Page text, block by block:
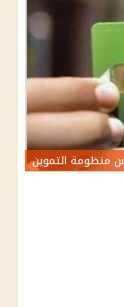
منظومة التموين